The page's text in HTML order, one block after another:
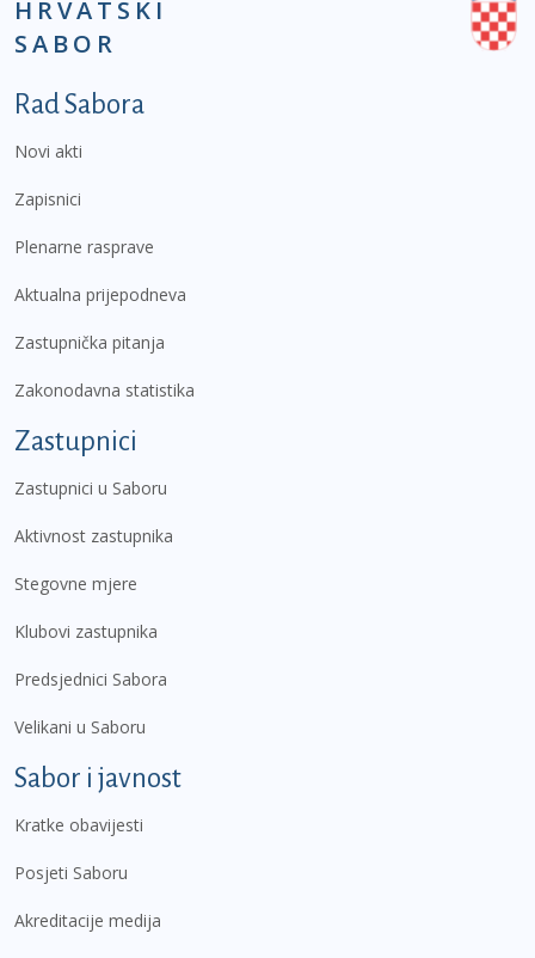
HRVATSKI
SABOR
Podnožje prvi izbornik
Rad Sabora
Novi akti
Zapisnici
Plenarne rasprave
Aktualna prijepodneva
Zastupnička pitanja
Zakonodavna statistika
Zastupnici
Zastupnici u Saboru
Aktivnost zastupnika
Stegovne mjere
Klubovi zastupnika
Predsjednici Sabora
Velikani u Saboru
Sabor i javnost
Kratke obavijesti
Posjeti Saboru
Akreditacije medija